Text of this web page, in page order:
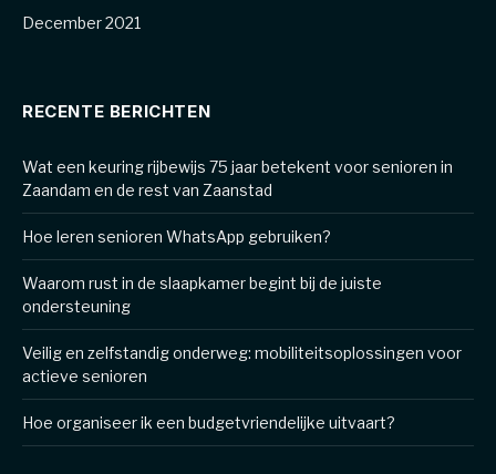
December 2021
RECENTE BERICHTEN
Wat een keuring rijbewijs 75 jaar betekent voor senioren in
Zaandam en de rest van Zaanstad
Hoe leren senioren WhatsApp gebruiken?
Waarom rust in de slaapkamer begint bij de juiste
ondersteuning
Veilig en zelfstandig onderweg: mobiliteitsoplossingen voor
actieve senioren
Hoe organiseer ik een budgetvriendelijke uitvaart?